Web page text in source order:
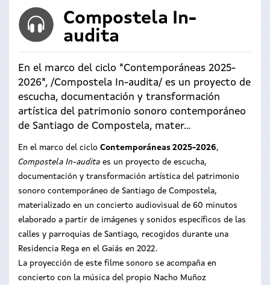
Compostela In-
audita
En el marco del ciclo *Contemporáneas 2025-
2026*, /Compostela In-audita/ es un proyecto de
escucha, documentación y transformación
artística del patrimonio sonoro contemporáneo
de Santiago de Compostela, mater...
En el marco del ciclo Contemporáneas 2025-2026,
Compostela In-audita es un proyecto de escucha,
documentación y transformación artística del patrimonio
sonoro contemporáneo de Santiago de Compostela,
materializado en un concierto audiovisual de 60 minutos
elaborado a partir de imágenes y sonidos específicos de las
calles y parroquias de Santiago, recogidos durante una
Residencia Rega en el Gaiás en 2022.
La proyección de este filme sonoro se acompaña en
concierto con la música del propio Nacho Muñoz